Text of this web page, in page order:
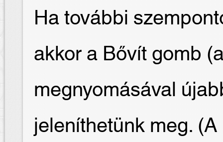
Ha további
akkor a Bővít gomb
megnyomásával
jeleníthetünk meg.